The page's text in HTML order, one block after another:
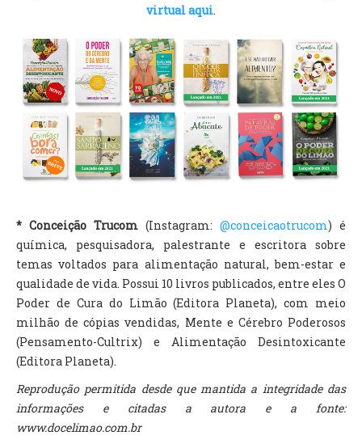
virtual aqui.
* Conceição Trucom (Instagram: @conceicaotrucom) é
química, pesquisadora, palestrante e escritora sobre
temas voltados para alimentação natural, bem-estar e
qualidade de vida. Possui 10 livros publicados, entre eles O
Poder de Cura do Limão (Editora Planeta), com meio
milhão de cópias vendidas, Mente e Cérebro Poderosos
(Pensamento-Cultrix) e Alimentação Desintoxicante
(Editora Planeta).
Reprodução permitida desde que mantida a integridade das
informações e citadas a autora e a fonte:
www.docelimao.com.br